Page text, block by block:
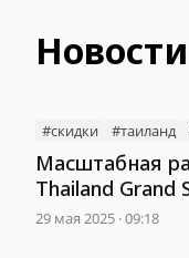
#скидки #таиланд
Масштабная
Thailand Grand
в Таиланде
29 мая 2025 · 09:18